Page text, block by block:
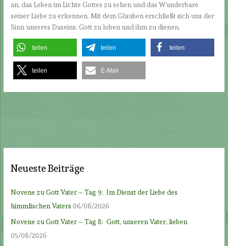
an, das Leben im Lichte Gottes zu sehen und das Wunderbare
seiner Liebe zu erkennen. Mit dem Glauben erschließt sich uns der
Sinn unseres Daseins: Gott zu loben und ihm zu dienen.
teilen teilen teilen
teilen E-Mail
Neueste Beiträge
Novene zu Gott Vater – Tag 9: Im Dienst der Liebe des
himmlischen Vaters 06/08/2026
Novene zu Gott Vater – Tag 8: Gott, unseren Vater, lieben
05/08/2026